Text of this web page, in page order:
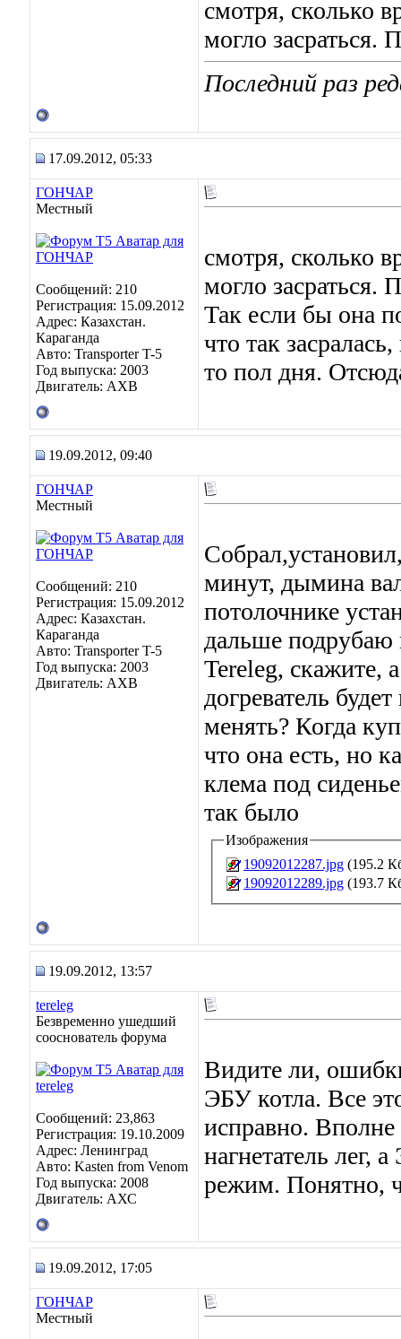
смотря, сколько
могло засраться.
Последний раз
17.09.2012, 05:33
ГОНЧАР
Местный
Сообщений: 210
Регистрация: 15.09.2012
Адрес: Казахстан.
Караганда
Авто: Transporter T-5
Год выпуска: 2003
Двигатель: AXB
смотря, сколько
могло засраться.
Так если бы она
что так
то пол дня.
19.09.2012, 09:40
ГОНЧАР
Местный
Сообщений: 210
Регистрация: 15.09.2012
Адрес: Казахстан.
Караганда
Авто: Transporter T-5
Год выпуска: 2003
Двигатель: AXB
минут, дымина
потолочнике
дальше
Tereleg, скажите,
догреватель
менять? Когда
что она есть, но
клема под
так было
Изображения
19092012287.jpg (195.2
19092012289.jpg (193.7
19.09.2012, 13:57
tereleg
Безвременно ушедший
сооснователь форума
Сообщений: 23,863
Регистрация: 19.10.2009
Адрес: Ленинград
Авто: Kasten from Venom
Год выпуска: 2008
Двигатель: АХС
Видите ли,
ЭБУ котла. Все
исправно.
нагнетатель лег,
режим. Понятно,
19.09.2012, 17:05
ГОНЧАР
Местный